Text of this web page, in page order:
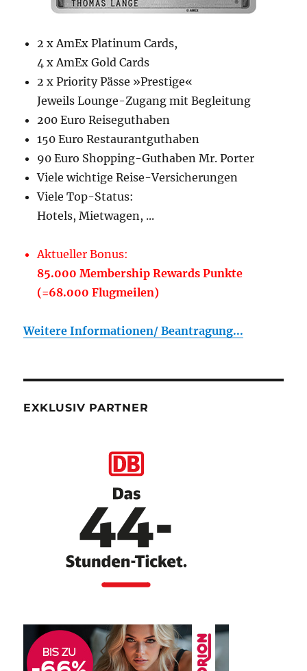
2 x AmEx Platinum Cards,
4 x AmEx Gold Cards
2 x Priority Pässe »Prestige«
Jeweils Lounge-Zugang mit Begleitung
200 Euro Reiseguthaben
150 Euro Restaurantguthaben
90 Euro Shopping-Guthaben Mr. Porter
Viele wichtige Reise-Versicherungen
Viele Top-Status:
Hotels, Mietwagen, ...
Aktueller Bonus:
85.000 Membership Rewards Punkte
(=68.000 Flugmeilen)
Weitere Informationen/ Beantragung...
EXKLUSIV PARTNER